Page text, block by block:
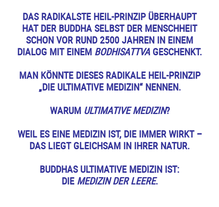
DAS RADIKALSTE HEIL-PRINZIP ÜBERHAUPT
HAT DER BUDDHA SELBST DER MENSCHHEIT
SCHON VOR RUND 2500 JAHREN IN EINEM
DIALOG MIT EINEM BODHISATTVA GESCHENKT.
MAN KÖNNTE DIESES RADIKALE HEIL-PRINZIP
„DIE ULTIMATIVE MEDIZIN“ NENNEN.
WARUM ULTIMATIVE MEDIZIN?
WEIL ES EINE MEDIZIN IST, DIE IMMER WIRKT –
DAS LIEGT GLEICHSAM IN IHRER NATUR.
BUDDHAS ULTIMATIVE MEDIZIN IST:
DIE MEDIZIN DER LEERE.